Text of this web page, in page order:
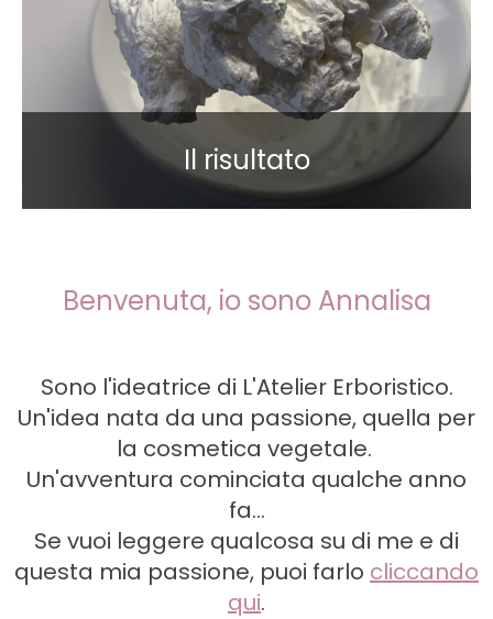
Il risultato
Benvenuta, io sono Annalisa
Sono l'ideatrice di L'Atelier Erboristico.
Un'idea nata da una passione, quella per
la cosmetica vegetale.
Un'avventura cominciata qualche anno
fa...
Se vuoi leggere qualcosa su di me e di
questa mia passione, puoi farlo cliccando
qui.